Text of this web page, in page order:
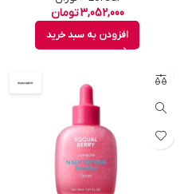
3,052,000تومان
افزودن به سبد خرید